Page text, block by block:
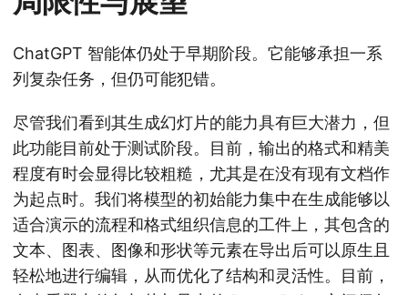
ChatGPT 智能体仍处于早期阶段。它能够承担一系
列复杂任务，但仍可能犯错。
尽管我们看到其生成幻灯片的能力具有巨大潜力，但
此功能目前处于测试阶段。目前，输出的格式和精美
程度有时会显得比较粗糙，尤其是在没有现有文档作
为起点时。我们将模型的初始能力集中在生成能够以
适合演示的流程和格式组织信息的工件上，其包含的
文本、图表、图像和形状等元素在导出后可以原生且
轻松地进行编辑，从而优化了结构和灵活性。目前，